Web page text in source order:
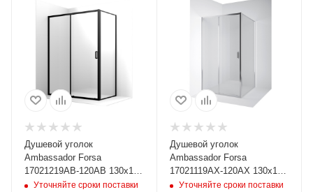
Душевой уголок
Ambassador Forsa
17021219AB-120AB 130х120
стекло прозрачное
Уточняйте сроки поставки
Душевой уголок
Ambassador Forsa
17021119AX-120AX 130х120
стекло прозрачное
Уточняйте сроки поставки